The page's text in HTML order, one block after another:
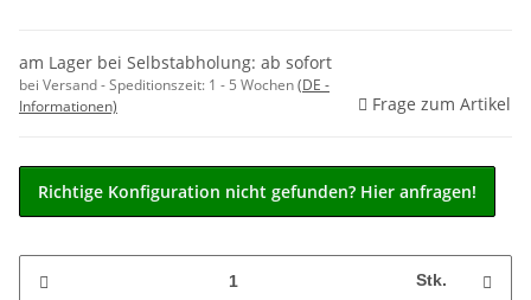
am Lager bei Selbstabholung: ab sofort
bei Versand - Speditionszeit: 1 - 5 Wochen(DE -
Informationen)
Frage zum Artikel
Richtige Konfiguration nicht gefunden? Hier anfragen!
Stk.